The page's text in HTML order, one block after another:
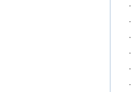
·
·
·
·
·
·